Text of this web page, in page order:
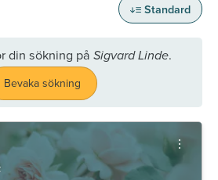
Standard
din sökning på Sigvard Linde.
Bevaka sökning